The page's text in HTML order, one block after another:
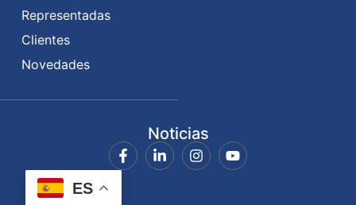
Representadas
Clientes
Novedades
Noticias
ES